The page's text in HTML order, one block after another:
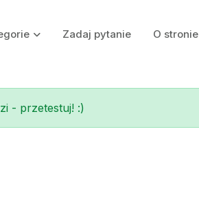
Zadaj pytanie O stronie
- przetestuj! :)